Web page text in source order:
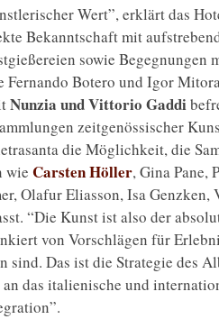
Wert”, erklärt das
Bekanntschaft mit
sowie Begegnungen
Botero und Igor
Nunzia und Vittorio Gaddi
zeitgenössischer
die Möglichkeit, die
wie Carsten Höller, Gina Pane,
Olafur Eliasson, Isa
“Die Kunst ist also der
von Vorschlägen für
sind. Das ist die Strategie des
das italienische und